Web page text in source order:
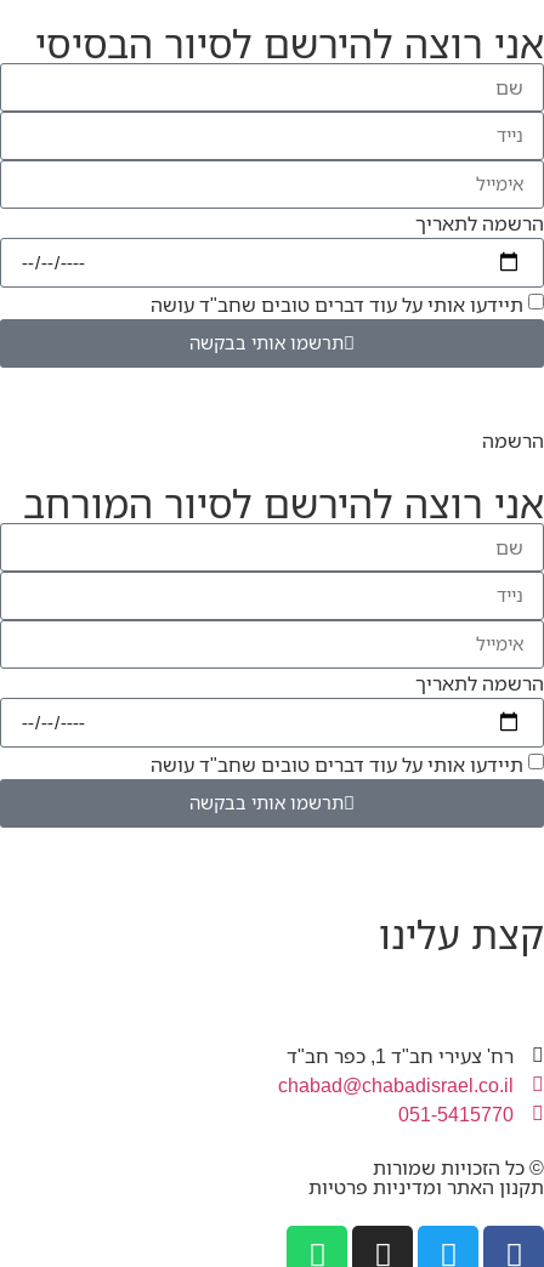
אני רוצה להירשם לסיור הבסיסי
הרשמה לתאריך
תיידעו אותי על עוד דברים טובים שחב"ד עושה
תרשמו אותי בבקשה
הרשמה
אני רוצה להירשם לסיור המורחב
הרשמה לתאריך
תיידעו אותי על עוד דברים טובים שחב"ד עושה
תרשמו אותי בבקשה
קצת עלינו
רח' צעירי חב"ד 1, כפר חב"ד
chabad@chabadisrael.co.il
051-5415770
© כל הזכויות שמורות
תקנון האתר ומדיניות פרטיות